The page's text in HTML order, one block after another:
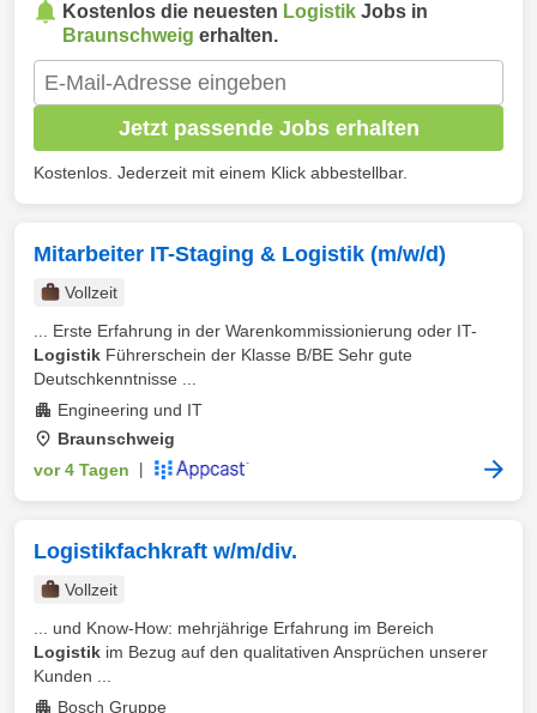
Kostenlos die neuesten Logistik Jobs in
Braunschweig erhalten.
Jetzt passende Jobs erhalten
Kostenlos. Jederzeit mit einem Klick abbestellbar.
Mitarbeiter IT-Staging & Logistik (m/w/d)
Vollzeit
... Erste Erfahrung in der Warenkommissionierung oder IT-
Logistik Führerschein der Klasse B/BE Sehr gute
Deutschkenntnisse ...
Engineering und IT
Braunschweig
vor 4 Tagen
Logistikfachkraft w/m/div.
Vollzeit
... und Know-How: mehrjährige Erfahrung im Bereich
Logistik im Bezug auf den qualitativen Ansprüchen unserer
Kunden ...
Bosch Gruppe